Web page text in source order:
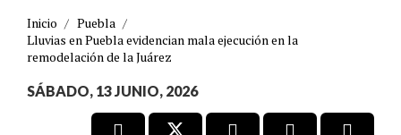
Inicio / Puebla /
Lluvias en Puebla evidencian mala ejecución en la
remodelación de la Juárez
SÁBADO, 13 JUNIO, 2026